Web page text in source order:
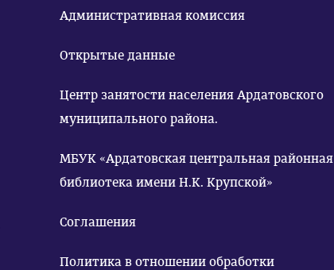
Административная комиссия
Открытые данные
Центр занятости населения Ардатовского
муниципального района.
МБУК «Ардатовская центральная районная
библиотека имени Н.К. Крупской»
Соглашения
Политика в отношении обработки